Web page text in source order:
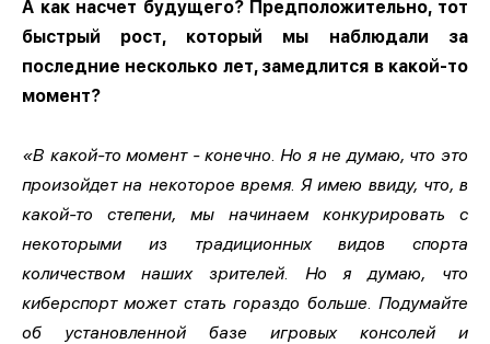
А как насчет будущего? Предположительно, тот
быстрый рост, который мы наблюдали за
последние несколько лет, замедлится в какой-то
момент?
«В какой-то момент - конечно. Но я не думаю, что это
произойдет на некоторое время. Я имею ввиду, что, в
какой-то степени, мы начинаем конкурировать с
некоторыми из традиционных видов спорта
количеством наших зрителей. Но я думаю, что
киберспорт может стать гораздо больше. Подумайте
об установленной базе игровых консолей и